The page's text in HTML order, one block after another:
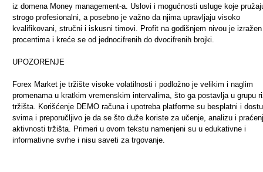
iz domena Money management-a. Uslovi i mogućnosti usluge koje
strogo profesionalni, a posebno je važno da njima upravljaju visoko
kvalifikovani, stručni i iskusni timovi. Profit na godišnjem nivou je
procentima i kreće se od jednocifrenih do dvocifrenih brojki.
UPOZORENJE
Forex Market je tržište visoke volatilnosti i podložno je velikim i naglim
promenama u kratkim vremenskim intervalima, što ga postavlja u grupu
tržišta. Korišćenje DEMO računa i upotreba platforme su besplatni i
svima i preporučljivo je da se što duže koriste za učenje, analizu i
aktivnosti tržišta. Primeri u ovom tekstu namenjeni su u edukativne i
informativne svrhe i nisu saveti za trgovanje.